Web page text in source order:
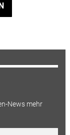
News mehr